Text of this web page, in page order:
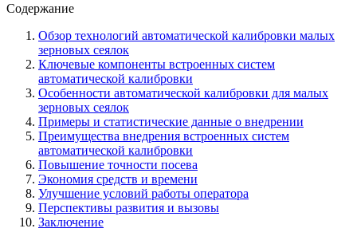
Содержание
Обзор технологий автоматической калибровки малых
зерновых сеялок
Ключевые компоненты встроенных систем
автоматической калибровки
Особенности автоматической калибровки для малых
зерновых сеялок
Примеры и статистические данные о внедрении
Преимущества внедрения встроенных систем
автоматической калибровки
Повышение точности посева
Экономия средств и времени
Улучшение условий работы оператора
Перспективы развития и вызовы
Заключение